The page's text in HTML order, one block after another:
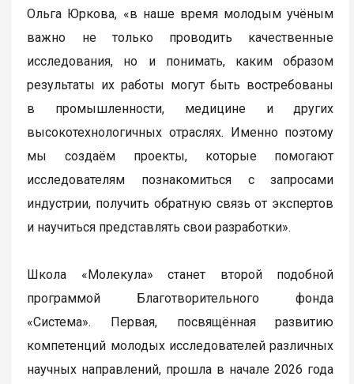
Ольга Юркова, «в наше время молодым учёным
важно не только проводить качественные
исследования, но и понимать, каким образом
результаты их работы могут быть востребованы
в промышленности, медицине и других
высокотехнологичных отраслях. Именно поэтому
мы создаём проекты, которые помогают
исследователям познакомиться с запросами
индустрии, получить обратную связь от экспертов
и научиться представлять свои разработки».
Школа «Молекула» станет второй подобной
программой Благотворительного фонда
«Система». Первая, посвящённая развитию
компетенций молодых исследователей различных
научных направлений, прошла в начале 2026 года